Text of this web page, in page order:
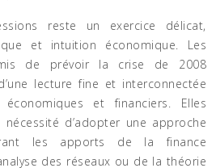
reste un exercice délicat,
et intuition économique. Les
de prévoir la crise de 2008
lecture fine et interconnectée
et financiers. Elles
d’adopter une approche
les apports de la finance
des réseaux ou de la théorie